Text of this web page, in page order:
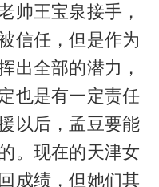
帅王宝泉接手，
信任，但是作为
出全部的潜力，
也是有一定责任
以后，孟豆要能
。现在的天津女
成绩，但她们其